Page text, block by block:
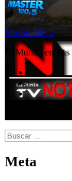
Master 100.5
El Mundo en
Buscar:
Meta